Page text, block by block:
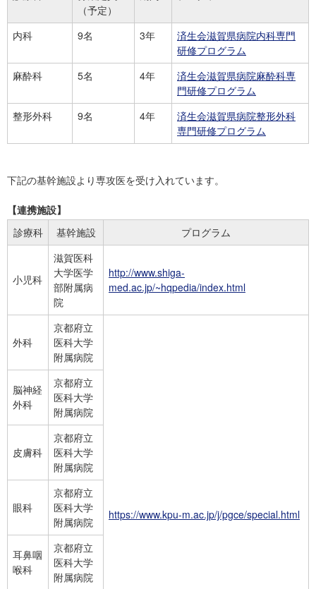
（予定）
内科 9名 3年
済生会滋賀県病院内科専門
研修プログラム
麻酔科
5名 4年
済生会滋賀県病院麻酔科専
門研修プログラム
整形外科
9名 4年
済生会滋賀県病院整形外科
専門研修プログラム
下記の基幹施設より専攻医を受け入れています。
【連携施設】
診療科
基幹施設 プログラム
小児科
滋賀医科
大学医学
部附属病
院
http://www.shiga-
med.ac.jp/~hqpedia/index.html
外科
京都府立
医科大学
附属病院
https://www.kpu-m.ac.jp/j/pgce/special.html
脳神経
外科
京都府立
医科大学
附属病院
皮膚科
京都府立
医科大学
附属病院
眼科
京都府立
医科大学
附属病院
耳鼻咽
喉科
京都府立
医科大学
附属病院